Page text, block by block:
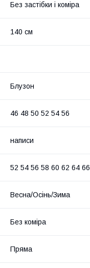
Без застібки і коміра
140 см
Блузон
46 48 50 52 54 56
написи
52 54 56 58 60 62 64 66
Весна/Осінь/Зима
Без коміра
Пряма